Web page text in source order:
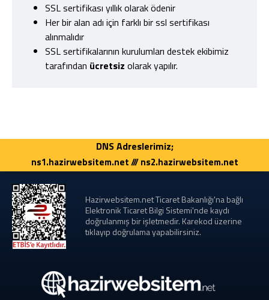
SSL sertifikası yıllık olarak ödenir
Her bir alan adı için farklı bir ssl sertifikası
alınmalıdır
SSL sertifikalarının kurulumları destek ekibimiz
tarafından ücretsiz olarak yapılır.
DNS Adreslerimiz;
ns1.hazirwebsitem.net /// ns2.hazirwebsitem.net
Hazirwebsitem.net Ticaret Bakanlığı'na bağlı
Elektronik Ticaret Bilgi Sistemi'nde kaydı
doğrulanmış bir işletmedir. Karekod üzerine
tıklayıp doğrulama yapabilirsiniz.